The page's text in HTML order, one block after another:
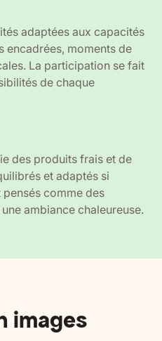
adaptées aux capacités
encadrées, moments de
La participation se fait
de chaque
des produits frais et de
et adaptés si
pensés comme des
ambiance chaleureuse.
images